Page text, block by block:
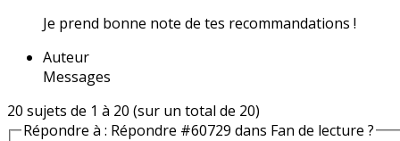
Je prend bonne note de tes recommandations !
Auteur
Messages
20 sujets de 1 à 20 (sur un total de 20)
Répondre à : Répondre #60729 dans Fan de lecture ?